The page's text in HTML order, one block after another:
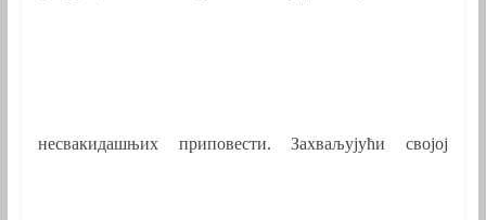
несвакидашњих приповести. Захваљујући својој